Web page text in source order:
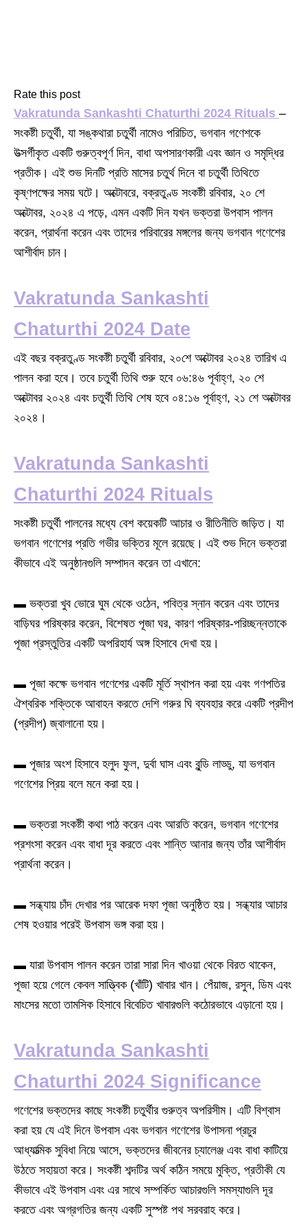
Rate this post
Vakratunda Sankashti Chaturthi 2024 Rituals –
সংকষ্টী চতুর্থী, যা সঙ্কথারা চতুর্থী নামেও পরিচিত, ভগবান গণেশকে
উত্সর্গীকৃত একটি গুরুত্বপূর্ণ দিন, বাধা অপসারণকারী এবং জ্ঞান ও সমৃদ্ধির
প্রতীক। এই শুভ দিনটি প্রতি মাসের চতুর্থ দিনে বা চতুর্থী তিথিতে
কৃষ্ণপক্ষের সময় ঘটে। অক্টোবরে, বক্রতুণ্ড সংকষ্টী রবিবার, ২০ শে
অক্টোবর, ২০২৪ এ পড়ে, এমন একটি দিন যখন ভক্তরা উপবাস পালন
করেন, প্রার্থনা করেন এবং তাদের পরিবারের মঙ্গলের জন্য ভগবান গণেশের
আশীর্বাদ চান।
Vakratunda Sankashti
Chaturthi 2024 Date
এই বছর বক্রতুণ্ড সংকষ্টী চতুর্থী রবিবার, ২০শে অক্টোবর ২০২৪ তারিখ এ
পালন করা হবে। তবে চতুর্থী তিথি শুরু হবে ০৬:৪৬ পূর্বাহ্ণ, ২০ শে
অক্টোবর ২০২৪ এবং চতুর্থী তিথি শেষ হবে ০৪:১৬ পূর্বাহ্ণ, ২১ শে অক্টোবর
২০২৪।
Vakratunda Sankashti
Chaturthi 2024 Rituals
সংকষ্টী চতুর্থী পালনের মধ্যে বেশ কয়েকটি আচার ও রীতিনীতি জড়িত। যা
ভগবান গণেশের প্রতি গভীর ভক্তির মূলে রয়েছে। এই শুভ দিনে ভক্তরা
কীভাবে এই অনুষ্ঠানগুলি সম্পাদন করেন তা এখানে:
▬ ভক্তরা খুব ভোরে ঘুম থেকে ওঠেন, পবিত্র স্নান করেন এবং তাদের
বাড়িঘর পরিষ্কার করেন, বিশেষত পূজা ঘর, কারণ পরিষ্কার-পরিচ্ছন্নতাকে
পূজা প্রস্তুতির একটি অপরিহার্য অঙ্গ হিসাবে দেখা হয়।
▬ পূজা কক্ষে ভগবান গণেশের একটি মূর্তি স্থাপন করা হয় এবং গণপতির
ঐশ্বরিক শক্তিকে আবাহন করতে দেশি গরুর ঘি ব্যবহার করে একটি প্রদীপ
(প্রদীপ) জ্বালানো হয়।
▬ পূজার অংশ হিসাবে হলুদ ফুল, দুর্বা ঘাস এবং বুন্ডি লাড্ডু, যা ভগবান
গণেশের প্রিয় বলে মনে করা হয়।
▬ ভক্তরা সংকষ্টী কথা পাঠ করেন এবং আরতি করেন, ভগবান গণেশের
প্রশংসা করেন এবং বাধা দূর করতে এবং শান্তি আনার জন্য তাঁর আশীর্বাদ
প্রার্থনা করেন।
▬ সন্ধ্যায় চাঁদ দেখার পর আরেক দফা পূজা অনুষ্ঠিত হয়। সন্ধ্যার আচার
শেষ হওয়ার পরেই উপবাস ভঙ্গ করা হয়।
▬ যারা উপবাস পালন করেন তারা সারা দিন খাওয়া থেকে বিরত থাকেন,
পূজা হয়ে গেলে কেবল সাত্ত্বিক (খাঁটি) খাবার খান। পেঁয়াজ, রসুন, ডিম এবং
মাংসের মতো তামসিক হিসাবে বিবেচিত খাবারগুলি কঠোরভাবে এড়ানো হয়।
Vakratunda Sankashti
Chaturthi 2024 Significance
গণেশের ভক্তদের কাছে সংকষ্টী চতুর্থীর গুরুত্ব অপরিসীম। এটি বিশ্বাস
করা হয় যে এই দিনে উপবাস এবং ভগবান গণেশের উপাসনা প্রচুর
আধ্যাত্মিক সুবিধা নিয়ে আসে, ভক্তদের জীবনের চ্যালেঞ্জ এবং বাধা কাটিয়ে
উঠতে সহায়তা করে। সংকষ্টী শব্দটির অর্থ কঠিন সময়ে মুক্তি, প্রতীকী যে
কীভাবে এই উপবাস এবং এর সাথে সম্পর্কিত আচারগুলি সমস্যাগুলি দূর
করতে এবং অগ্রগতির জন্য একটি সুস্পষ্ট পথ সরবরাহ করে।